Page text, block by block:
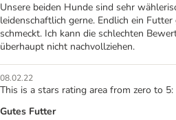
Unsere beiden Hunde sind sehr
leidenschaftlich gerne. Endlich ein
schmeckt. Ich kann die schlechten
überhaupt nicht nachvollziehen.
08.02.22
This is a stars rating area from zero to 5:
Gutes Futter